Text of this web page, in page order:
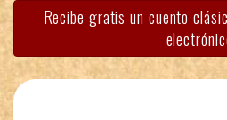
Recibe gratis un cuento